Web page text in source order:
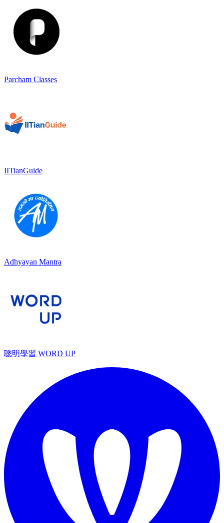
Parcham Classes
IITianGuide
Adhyayan Mantra
聰明學習 WORD UP